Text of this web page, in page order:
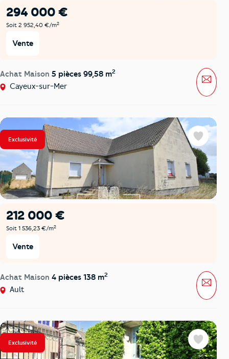
294 000 €
Soit 2 952,40 €/m2
Vente
Achat Maison 5 pièces 99,58 m2
Cayeux-sur-Mer
Exclusivité
212 000 €
Soit 1 536,23 €/m2
Vente
Achat Maison 4 pièces 138 m2
Ault
Favoris
Exclusivité Favoris